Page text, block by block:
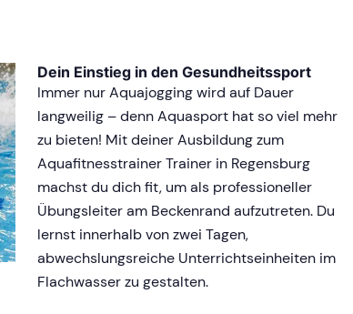
Dein Einstieg in den Gesundheitssport
Immer nur Aquajogging wird auf Dauer
langweilig – denn Aquasport hat so viel mehr
zu bieten! Mit deiner Ausbildung zum
Aquafitnesstrainer Trainer in Regensburg
machst du dich fit, um als professioneller
Übungsleiter am Beckenrand aufzutreten. Du
lernst innerhalb von zwei Tagen,
abwechslungsreiche Unterrichtseinheiten im
Flachwasser zu gestalten.